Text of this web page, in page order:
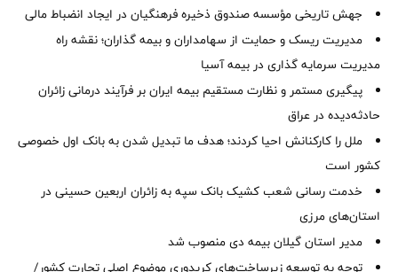
جهش تاریخی مؤسسه صندوق ذخیره فرهنگیان در ایجاد انضباط مالی
مدیریت ریسک و حمایت از سهامداران و بیمه گذاران؛ نقشه راه
مدیریت سرمایه گذاری در بیمه آسیا
پیگیری مستمر و نظارت مستقیم بیمه ایران بر فرآیند درمانی زائران
حادثه‌دیده در عراق
ملل را کارکنانش احیا کردند؛ هدف ما تبدیل شدن به بانک اول خصوصی
کشور است
خدمت رسانی شعب کشیک بانک سپه به زائران اربعین حسینی در
استان‌‌های مرزی
‌مدیر استان گیلان بیمه دی منصوب شد
توجه به توسعه زیرساخت‌های کریدوری موضوع اصلی تجارت کشور/